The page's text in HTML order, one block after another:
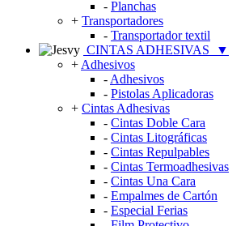
- Planchas
+ Transportadores
- Transportador textil
CINTAS ADHESIVAS
▼
+ Adhesivos
- Adhesivos
- Pistolas Aplicadoras
+ Cintas Adhesivas
- Cintas Doble Cara
- Cintas Litográficas
- Cintas Repulpables
- Cintas Termoadhesivas
- Cintas Una Cara
- Empalmes de Cartón
- Especial Ferias